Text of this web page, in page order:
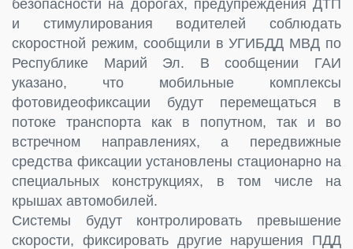
безопасности на дорогах, предупреждения ДТП
и стимулирования водителей соблюдать
скоростной режим, сообщили в УГИБДД МВД по
Республике Марий Эл. В сообщении ГАИ
указано, что мобильные комплексы
фотовидеофиксации будут перемещаться в
потоке транспорта как в попутном, так и во
встречном направлениях, а передвижные
средства фиксации установлены стационарно на
специальных конструкциях, в том числе на
крышах автомобилей.
Системы будут контролировать превышение
скорости, фиксировать другие нарушения ПДД